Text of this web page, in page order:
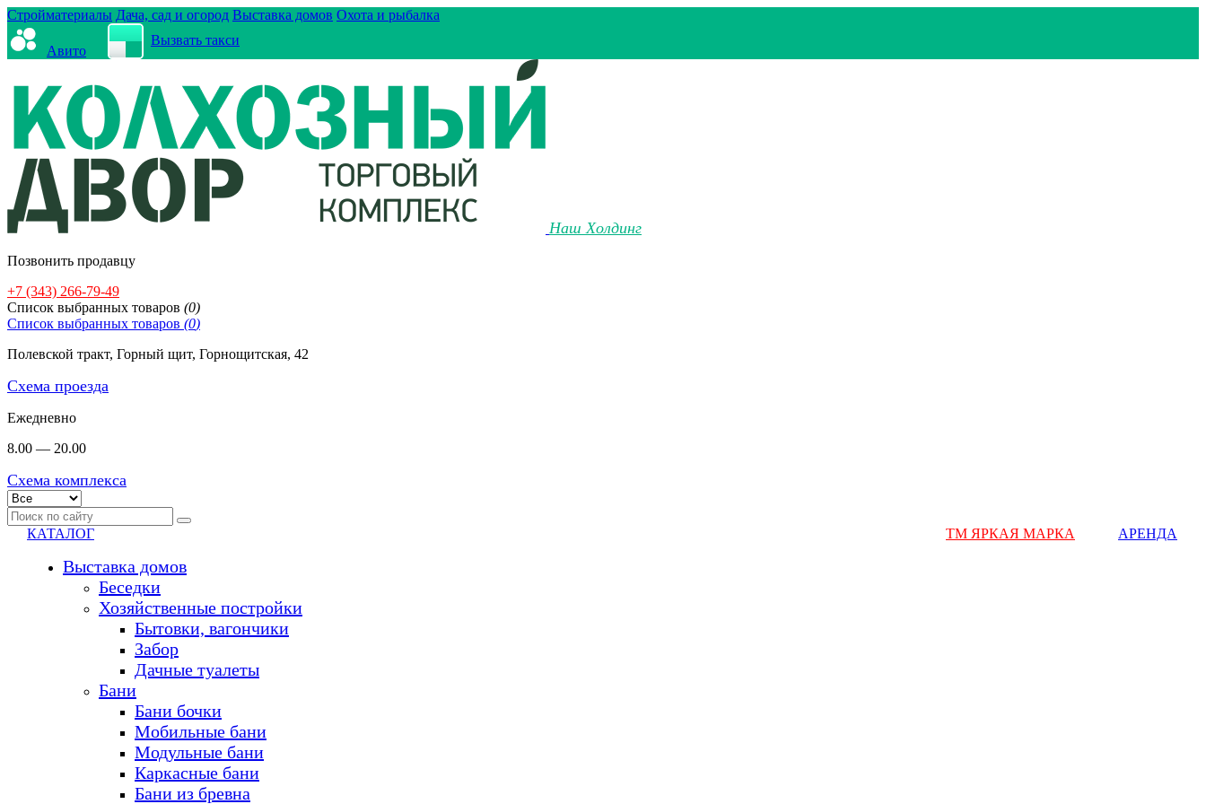
Стройматериалы Дача, сад и огород Выставка домов Охота и рыбалка
Авито
Вызвать такси
Наш Холдинг
Позвонить продавцу
+7 (343) 266-79-49
Cписок выбранных товаров (0)
Cписок выбранных товаров (0)
Полевской тракт, Горный щит, Горнощитская, 42
Схема проезда
Ежедневно
8.00 — 20.00
Схема комплекса
КАТАЛОГ
Выставка домов
Беседки
Хозяйственные постройки
Бытовки, вагончики
Забор
Дачные туалеты
Бани
Бани бочки
Мобильные бани
Модульные бани
Каркасные бани
Бани из бревна
ТМ ЯРКАЯ МАРКА АРЕНДА